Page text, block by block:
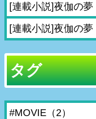
[連載小説]夜伽の
[連載小説]夜伽の
タグ
#MOVIE（2）